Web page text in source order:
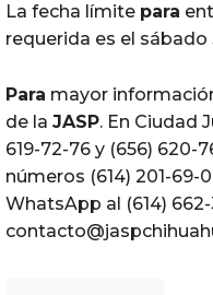
La fecha límite para
requerida es el sábado
Para mayor
de la JASP. En Ciudad
619-72-76 y (656) 620-
números (614) 201-69-
WhatsApp al (614)